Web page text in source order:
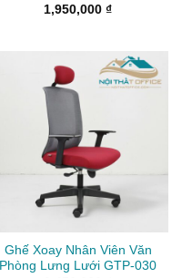
1,950,000 ₫
Ghế Xoay Nhân Viên Văn
Phòng Lưng Lưới GTP-030